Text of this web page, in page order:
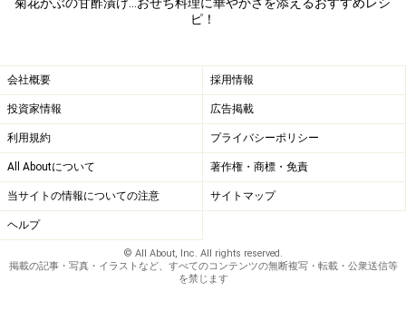
ワンポイントアドバイス
梅酢につければ、ほんのり赤い菊花かぶを作ることもで
菊花かぶの甘酢漬け…おせち料理に華やかさを添えるおすすめレシ
ピ！
会社概要 採用情報
投資家情報 広告掲載
利用規約 プライバシーポリシー
All Aboutについて 著作権・商標・免責
当サイトの情報についての注意 サイトマップ
ヘルプ
© All About, Inc. All rights reserved.
掲載の記事・写真・イラストなど、すべてのコンテンツの無断複写・転載・公衆送信等
を禁じます